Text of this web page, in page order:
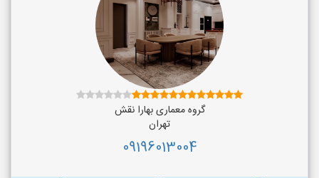
گروه معماری بهارا نقش
تهران
09196013004